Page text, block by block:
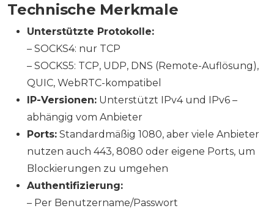
Technische Merkmale
Unterstützte Protokolle:
– SOCKS4: nur TCP
– SOCKS5: TCP, UDP, DNS (Remote-Auflösung),
QUIC, WebRTC-kompatibel
IP-Versionen: Unterstützt IPv4 und IPv6 –
abhängig vom Anbieter
Ports: Standardmäßig 1080, aber viele Anbieter
nutzen auch 443, 8080 oder eigene Ports, um
Blockierungen zu umgehen
Authentifizierung:
– Per Benutzername/Passwort